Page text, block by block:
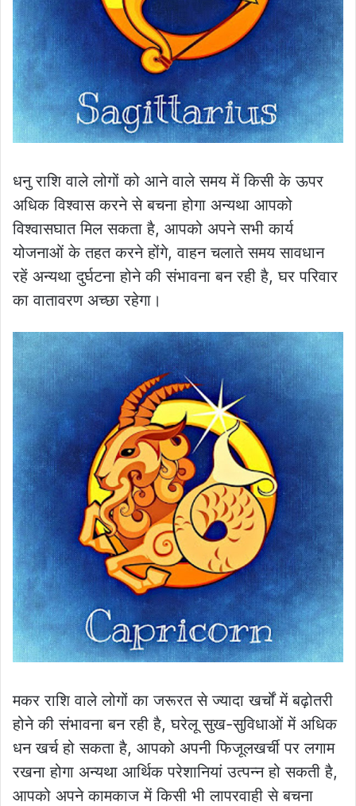
धनु राशि वाले लोगों को आने वाले समय में किसी के ऊपर
अधिक विश्वास करने से बचना होगा अन्यथा आपको
विश्वासघात मिल सकता है, आपको अपने सभी कार्य
योजनाओं के तहत करने होंगे, वाहन चलाते समय सावधान
रहें अन्यथा दुर्घटना होने की संभावना बन रही है, घर परिवार
का वातावरण अच्छा रहेगा।
मकर राशि वाले लोगों का जरूरत से ज्यादा खर्चों में बढ़ोतरी
होने की संभावना बन रही है, घरेलू सुख-सुविधाओं में अधिक
धन खर्च हो सकता है, आपको अपनी फिजूलखर्ची पर लगाम
रखना होगा अन्यथा आर्थिक परेशानियां उत्पन्न हो सकती है,
आपको अपने कामकाज में किसी भी लापरवाही से बचना